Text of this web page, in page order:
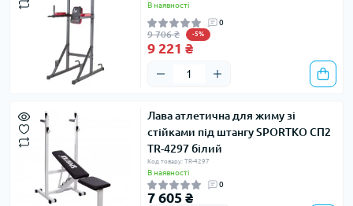
В наявності
0
9 706 ₴ -5%
9 221 ₴
Лава атлетична для жиму зі
стійками під штангу SPORTKO СП2
TR-4297 білий
Код товару: TR-4297
В наявності
0
7 605 ₴